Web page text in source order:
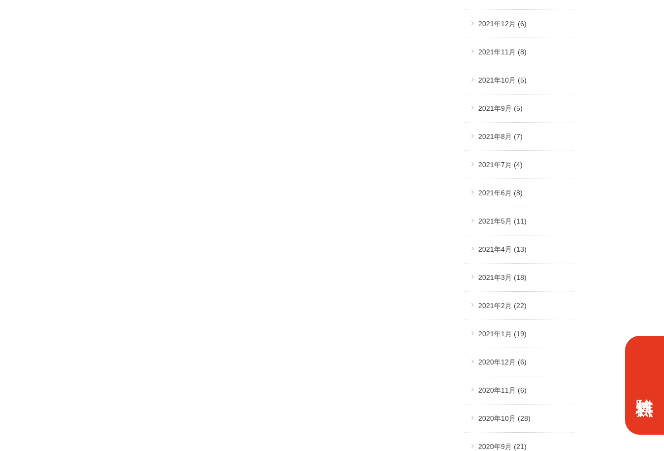
2021年12月 (6)
2021年11月 (8)
2021年10月 (5)
2021年9月 (5)
2021年8月 (7)
2021年7月 (4)
2021年6月 (8)
2021年5月 (11)
2021年4月 (13)
2021年3月 (18)
2021年2月 (22)
2021年1月 (19)
2020年12月 (6)
2020年11月 (6)
2020年10月 (28)
2020年9月 (21)